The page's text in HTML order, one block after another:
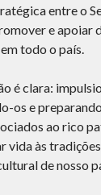
entre o
e apoiar
todo o país.
é clara:
os e
ao rico
vida às
de nosso